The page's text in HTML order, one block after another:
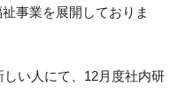
事業を展開しておりま
い人にて、12月度社内研